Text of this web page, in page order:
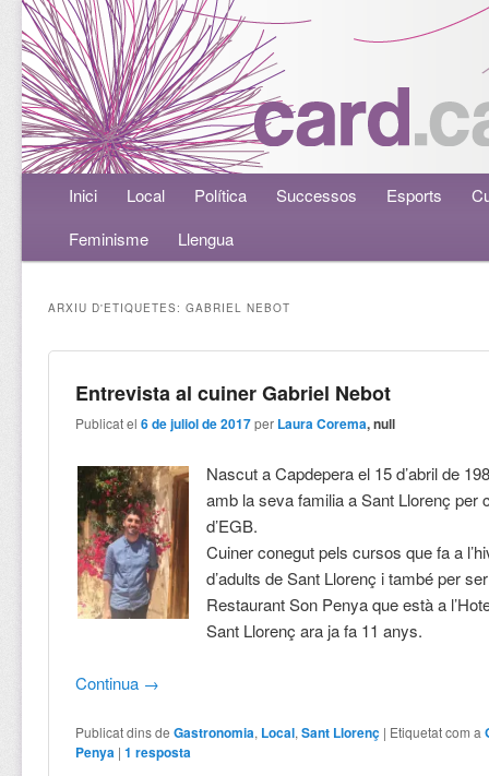
Menú principalAneu al contingut principal
Aneu al contingut secundari
Inici Local Política Successos Esports
Feminisme
Llengua
ARXIU D'ETIQUETES:GABRIEL NEBOT
Entrevista al cuiner Gabriel Nebot
Publicat el6 de juliol de 2017 per Laura Corema, null
Nascut a Capdepera el 15 d’abril de
amb la seva familia a Sant Llorenç per
d’EGB.
Cuiner conegut pels cursos que fa a
d’adults de Sant Llorenç i també per
Restaurant Son Penya que està a
Sant Llorenç ara ja fa 11 anys.
Continua →
Publicat dins de Gastronomia, Local,Sant Llorenç | Etiquetat com a
Penya |1 resposta